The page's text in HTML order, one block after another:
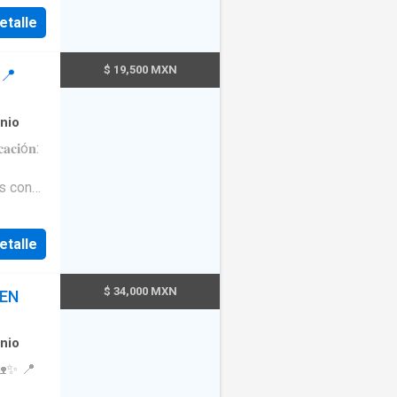
con
$ 19,500 MXN
📍
$ 34,000 MXN